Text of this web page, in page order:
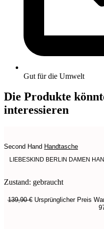
Gut für die Umwelt
Die Produkte
interessieren
Second Hand Handtasche
LIEBESKIND BERLIN DAMEN
Zustand: gebraucht
139,90€ Ursprünglicher Preis